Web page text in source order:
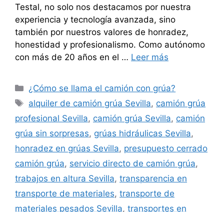
Testal, no solo nos destacamos por nuestra
experiencia y tecnología avanzada, sino
también por nuestros valores de honradez,
honestidad y profesionalismo. Como autónomo
con más de 20 años en el … Leer más
Categorías
¿Cómo se llama el camión con grúa?
Etiquetas
alquiler de camión grúa Sevilla, camión grúa
profesional Sevilla, camión grúa Sevilla, camión
grúa sin sorpresas, grúas hidráulicas Sevilla,
honradez en grúas Sevilla, presupuesto cerrado
camión grúa, servicio directo de camión grúa,
trabajos en altura Sevilla, transparencia en
transporte de materiales, transporte de
materiales pesados Sevilla, transportes en